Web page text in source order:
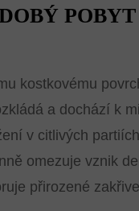
kostkovému
a dochází k
v citlivých
omezuje vznik
přirozené